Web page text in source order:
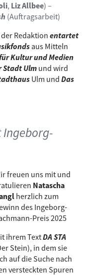
, Liz Allbee) –
(Auftragsarbeit)
Redaktion entartet
aus Mitteln
Kultur und Medien
Ulm und wird
Ulm und Das
Ingeborg-
freuen uns mit und
Natascha
herzlich zum
des Ingeborg-
Preis 2025
ihremTextDA STA
Stein), in dem sie
auf die Suche nach
versteckten Spuren